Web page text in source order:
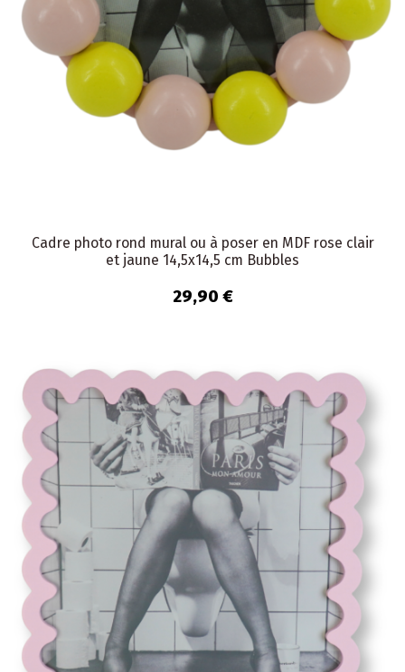
Cadre photo rond mural ou à poser en MDF rose clair
et jaune 14,5x14,5 cm Bubbles
29,90 €